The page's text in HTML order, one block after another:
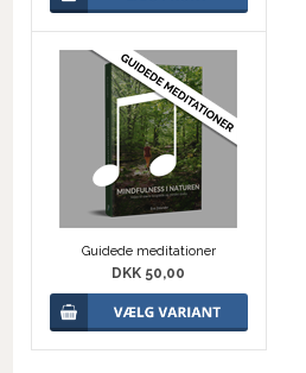
Guidede meditationer
DKK 50,00